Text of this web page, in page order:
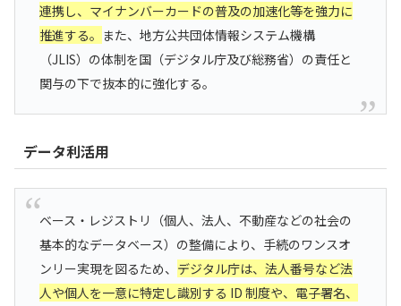
連携し、マイナンバーカードの普及の加速化等を強力に
推進する。 また、地方公共団体情報システム機構
（JLIS）の体制を国（デジタル庁及び総務省）の責任と
関与の下で抜本的に強化する。
データ利活用
ベース・レジストリ（個人、法人、不動産などの社会の
基本的なデータベース）の整備により、手続のワンスオ
ンリー実現を図るため、 デジタル庁は、法人番号など法
人や個人を一意に特定し識別する ID 制度や、電子署名、